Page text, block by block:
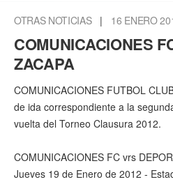
OTRAS NOTICIAS | 16 ENERO
COMUNICACIONES
ZACAPA
COMUNICACIONES FUTBOL
de ida correspondiente a la
vuelta del Torneo Clausura 2012.
COMUNICACIONES FC vrs
Jueves 19 de Enero de 2012 -